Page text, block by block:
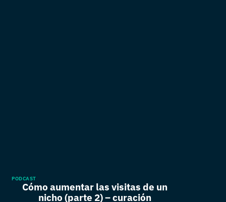
PODCAST
Cómo aumentar las visitas de un
nicho (parte 2) – curación